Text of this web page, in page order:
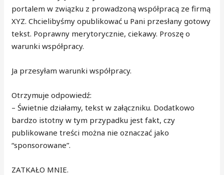
portalem w związku z prowadzoną współpracą ze firmą
XYZ. Chcielibyśmy opublikować u Pani przesłany gotowy
tekst. Poprawny merytorycznie, ciekawy. Proszę o
warunki współpracy.
Ja przesyłam warunki współpracy.
Otrzymuje odpowiedź:
– Świetnie działamy, tekst w załączniku. Dodatkowo
bardzo istotny w tym przypadku jest fakt, czy
publikowane treści można nie oznaczać jako
“sponsorowane”.
ZATKAŁO MNIE.